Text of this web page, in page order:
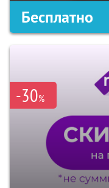
Бесплатно
-30%